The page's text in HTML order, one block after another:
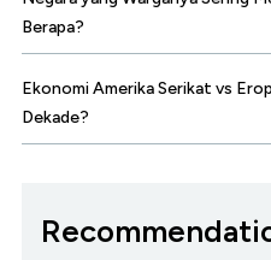
Berapa?
Ekonomi Amerika Serikat vs
Dekade?